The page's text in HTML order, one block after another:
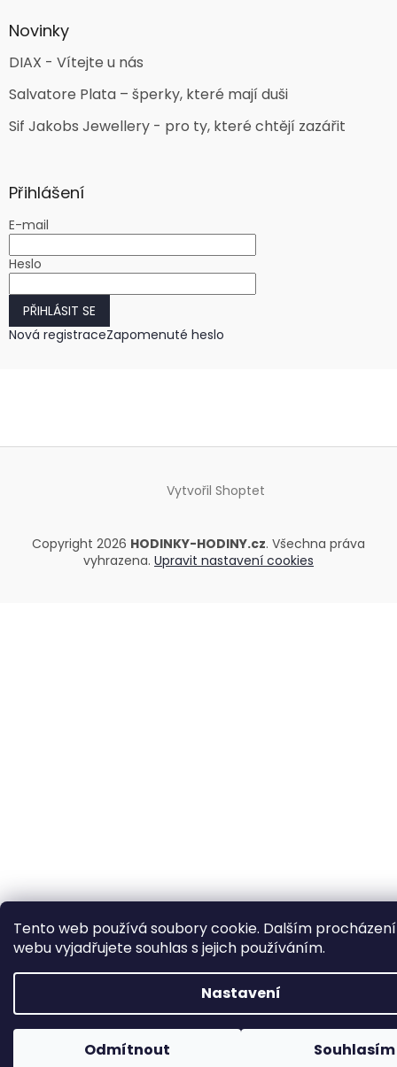
Tento web používá soubory cookie. Dalším
webu vyjadřujete souhlas s jejich používáním.
Nastavení
Odmítnout Souhlasím
Novinky
DIAX - Vítejte u nás
Salvatore Plata – šperky, které mají duši
Sif Jakobs Jewellery - pro ty, které chtějí zazářit
Přihlášení
E-mail
Heslo
PŘIHLÁSIT SE
Nová registraceZapomenuté heslo
Vytvořil Shoptet
Copyright 2026 HODINKY-HODINY.cz. Všechna práva
vyhrazena. Upravit nastavení cookies